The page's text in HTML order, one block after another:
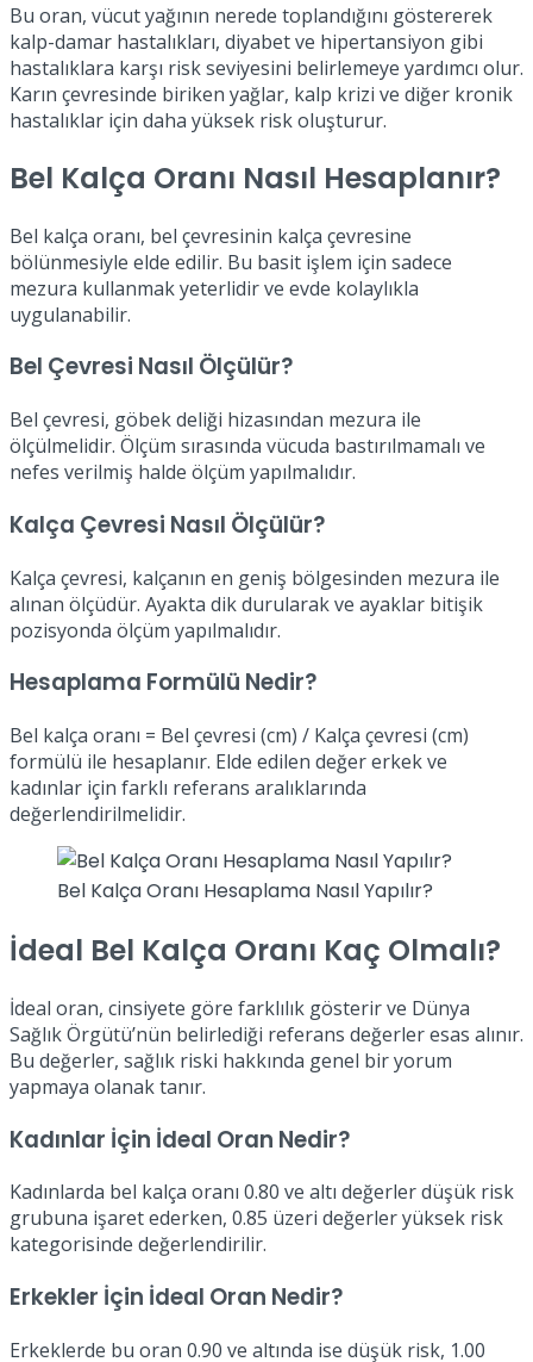
Bu oran, vücut yağının nerede toplandığını göstererek
kalp-damar hastalıkları, diyabet ve hipertansiyon gibi
hastalıklara karşı risk seviyesini belirlemeye yardımcı olur.
Karın çevresinde biriken yağlar, kalp krizi ve diğer kronik
hastalıklar için daha yüksek risk oluşturur.
Bel Kalça Oranı Nasıl Hesaplanır?
Bel kalça oranı, bel çevresinin kalça çevresine
bölünmesiyle elde edilir. Bu basit işlem için sadece
mezura kullanmak yeterlidir ve evde kolaylıkla
uygulanabilir.
Bel Çevresi Nasıl Ölçülür?
Bel çevresi, göbek deliği hizasından mezura ile
ölçülmelidir. Ölçüm sırasında vücuda bastırılmamalı ve
nefes verilmiş halde ölçüm yapılmalıdır.
Kalça Çevresi Nasıl Ölçülür?
Kalça çevresi, kalçanın en geniş bölgesinden mezura ile
alınan ölçüdür. Ayakta dik durularak ve ayaklar bitişik
pozisyonda ölçüm yapılmalıdır.
Hesaplama Formülü Nedir?
Bel kalça oranı = Bel çevresi (cm) / Kalça çevresi (cm)
formülü ile hesaplanır. Elde edilen değer erkek ve
kadınlar için farklı referans aralıklarında
değerlendirilmelidir.
Bel Kalça Oranı Hesaplama Nasıl Yapılır?
İdeal Bel Kalça Oranı Kaç Olmalı?
İdeal oran, cinsiyete göre farklılık gösterir ve Dünya
Sağlık Örgütü’nün belirlediği referans değerler esas alınır.
Bu değerler, sağlık riski hakkında genel bir yorum
yapmaya olanak tanır.
Kadınlar İçin İdeal Oran Nedir?
Kadınlarda bel kalça oranı 0.80 ve altı değerler düşük risk
grubuna işaret ederken, 0.85 üzeri değerler yüksek risk
kategorisinde değerlendirilir.
Erkekler İçin İdeal Oran Nedir?
Erkeklerde bu oran 0.90 ve altında ise düşük risk, 1.00